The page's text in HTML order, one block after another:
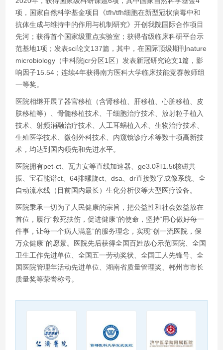
项，国家自然科学基金项目《tfh/tfh细胞在新型冠状病毒中和
抗体生成与维持中的作用与机制研究》开创我院国际合作项目
先河；获得首个国家级重点实验室；获得省级临床科研平台示
范基地1项；发表sci论文137篇，其中，在国际顶级期刊nature
microbiology（中科院jcr分区1区）发表新冠研究论文1篇，影
响因子15.54；连续4年获得南方医科大学临床技能竞赛教师组
一等奖。
医院相继开展了器官移植（含肾移植、肝移植、心脏移植、皮
肤移植等）、骨髓移植技术、干细胞治疗技术、放射粒子植入
技术、射频消融治疗技术、人工耳蜗植入术、生物治疗技术、
生殖医学技术、微创外科技术、内窥镜诊疗术等数十项高新技
术，均达到国内领先和先进水平。
医院拥有pet-ct、瓦力安等直线加速器、ge3.0和1.5t核磁共
振、宝石能谱ct、64排螺旋ct、dsa、dr直接数字成像系统、全
自动流水线（目前国内最长）生化分析仪等大型医疗设备。
医院秉承一切为了人民健康的宗旨，把公益性和社会效益放在
首位，履行“救死扶伤，促进健康”的使命，坚持“用心做好每一
件事，让每一个病人满意”的服务理念，实现“创一流医院，保
万众健康”的愿景。医院先后获得全国百姓放心示范医院、全国
卫生工作先进单位、全国五一劳动奖状、全国工人先锋号、全
国医院管理年活动先进单位、湖南省质量管理奖、郴州市市长
质量奖等荣誉称号。